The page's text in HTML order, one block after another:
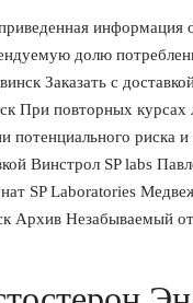
информация
долю
Заказать с
При повторных курсах
потенциального риска
Винстрол SP labs
SP Laboratories
Архив Незабываемый